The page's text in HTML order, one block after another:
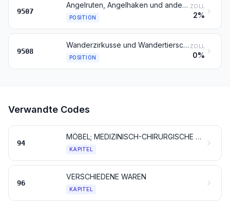
9507
Angelruten, Angelhaken und anderes Angelgerät; Handnetze zum Landen von Fischen, Schmetterlingsnetze und ähnliche Netze; Lockgeräte (ausgenommen solche der Position 9208 oder 9705) und ähnliche Jagdgeräte
POSITION
ZOLL
2%
9508
Wanderzirkusse und Wandertierschauen; Vergnügungspark-Fahrgeschäfte und Wasserparkattraktionen; Schaustellerattraktionen, einschließlich Schießbuden; Wanderbühnen
POSITION
ZOLL
0%
Verwandte Codes
94
MÖBEL; MEDIZINISCH-CHIRURGISCHE MÖBEL; BETTAUSSTATTUNGEN UND ÄHNLICHE WAREN; LEUCHTEN UND BELEUCHTUNGSKÖRPER, ANDERWEIT WEDER GENANNT NOCH INBEGRIFFEN; REKLAMELEUCHTEN, LEUCHTSCHILDER, BELEUCHTETE NAMENSSCHILDER UND DERGLEICHEN; VORGEFERTIGTE GEBÄUDE
KAPITEL
96
VERSCHIEDENE WAREN
KAPITEL